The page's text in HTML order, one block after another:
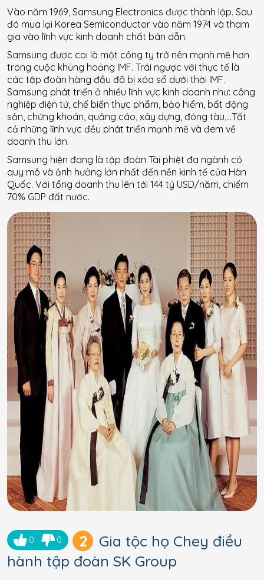
Vào năm 1969, Samsung Electronics được thành lập. Sau
đó mua lại Korea Semiconductor vào năm 1974 và tham
gia vào lĩnh vực kinh doanh chất bán dẫn.
Samsung được coi là một công ty trở nên mạnh mẽ hơn
trong cuộc khủng hoảng IMF. Trái ngược với thực tế là
các tập đoàn hàng đầu đã bị xóa sổ dưới thời IMF.
Samsung phát triển ở nhiều lĩnh vực kinh doanh như: công
nghiệp điện tử, chế biến thực phẩm, bảo hiểm, bất động
sản, chứng khoán, quảng cáo, xây dựng, đóng tàu,…Tất
cả những lĩnh vực đều phát triển mạnh mẽ và đem về
doanh thu lớn.
Samsung hiện đang là tập đoàn Tài phiệt đa ngành có
quy mô và ảnh hưởng lớn nhất đến nền kinh tế của Hàn
Quốc. Với tổng doanh thu lên tới 144 tỷ USD/năm, chiếm
70% GDP đất nước.
0 0 2
Gia tộc họ Chey điều
hành tập đoàn SK Group